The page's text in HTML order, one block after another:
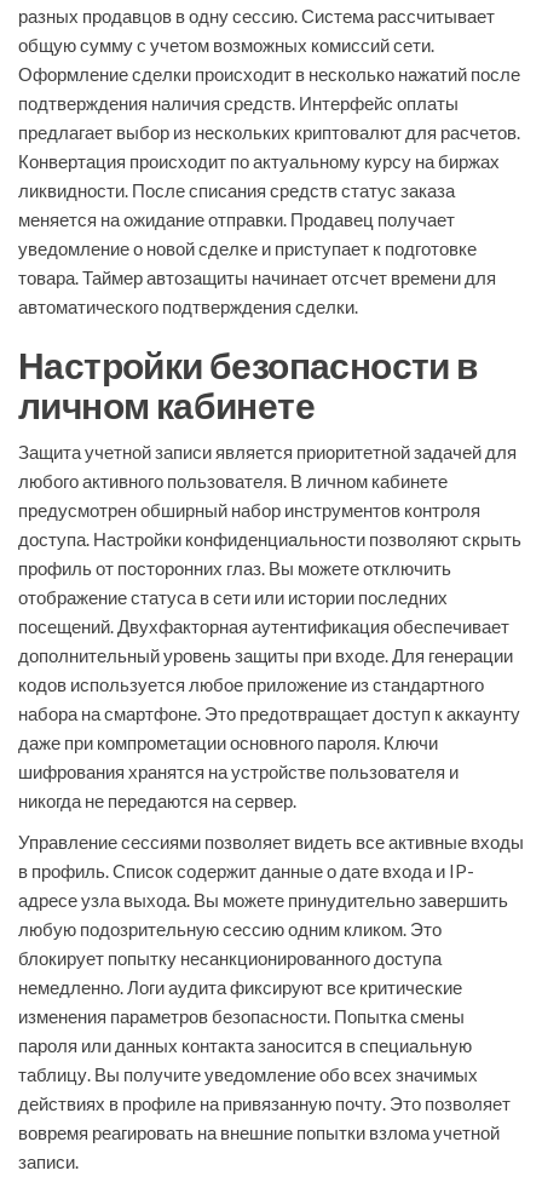
разных продавцов в одну сессию. Система рассчитывает
общую сумму с учетом возможных комиссий сети.
Оформление сделки происходит в несколько нажатий после
подтверждения наличия средств. Интерфейс оплаты
предлагает выбор из нескольких криптовалют для расчетов.
Конвертация происходит по актуальному курсу на биржах
ликвидности. После списания средств статус заказа
меняется на ожидание отправки. Продавец получает
уведомление о новой сделке и приступает к подготовке
товара. Таймер автозащиты начинает отсчет времени для
автоматического подтверждения сделки.
Настройки безопасности в
личном кабинете
Защита учетной записи является приоритетной задачей для
любого активного пользователя. В личном кабинете
предусмотрен обширный набор инструментов контроля
доступа. Настройки конфиденциальности позволяют скрыть
профиль от посторонних глаз. Вы можете отключить
отображение статуса в сети или истории последних
посещений. Двухфакторная аутентификация обеспечивает
дополнительный уровень защиты при входе. Для генерации
кодов используется любое приложение из стандартного
набора на смартфоне. Это предотвращает доступ к аккаунту
даже при компрометации основного пароля. Ключи
шифрования хранятся на устройстве пользователя и
никогда не передаются на сервер.
Управление сессиями позволяет видеть все активные входы
в профиль. Список содержит данные о дате входа и IP-
адресе узла выхода. Вы можете принудительно завершить
любую подозрительную сессию одним кликом. Это
блокирует попытку несанкционированного доступа
немедленно. Логи аудита фиксируют все критические
изменения параметров безопасности. Попытка смены
пароля или данных контакта заносится в специальную
таблицу. Вы получите уведомление обо всех значимых
действиях в профиле на привязанную почту. Это позволяет
вовремя реагировать на внешние попытки взлома учетной
записи.